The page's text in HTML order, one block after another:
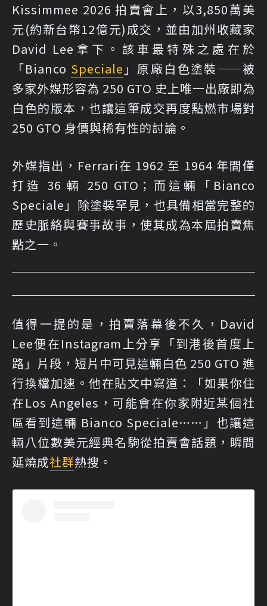
Kissimmee 2026 拍賣會上，以3,850萬美
元(約新台幣12億元)成交，並由加州收藏家
David Lee拿下。該車最特殊之處在於
「Bianco Speciale 」原廠白色塗裝——被
多家外媒形容為 250 GTO 史上唯一出廠即為
白色的版本，也讓這筆成交再度點燃市場對
250 GTO 身價與稀有性的討論。
外媒指出，Ferrari在 1962 至 1964 年間僅
打造 36 輛 250 GTO；而這輛「Bianco
Speciale」除塗裝罕見，也具備相當完整的
歷史脈絡與賽事故事，使其成為本屆拍賣焦
點之一。
值得一提的是，拍賣落幕後不久，David
Lee便在Instagram上分享「到港後首度上
路」片段，短片中可見這輛白色 250 GTO 進
行換檔加速。他在貼文中寫道：「如果你住
在Los Angeles，可能會在你家附近某個社
區看到這輛 Bianco Speciale……」也讓這
輛八位數美元經典名駒從拍賣會話題，瞬間
延燒成社群熱搜。